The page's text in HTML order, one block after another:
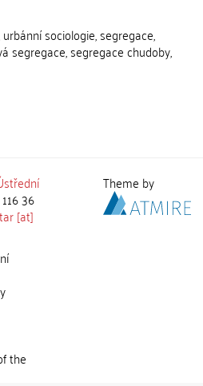
sociologie, segregace,
segregace, segregace chudoby,
36
[at]
the
Theme by